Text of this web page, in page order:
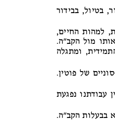
בטיול, בבידור
למהות החיים,
מול הקב"ה.
ומתגלה
של פוטין.
עבודתנו נפגעת
בבעלות הקב"ה.